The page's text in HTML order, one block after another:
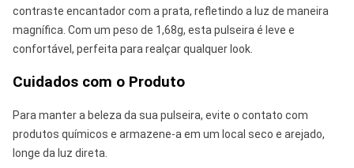
contraste encantador com a prata, refletindo a luz de maneira
magnífica. Com um peso de 1,68g, esta pulseira é leve e
confortável, perfeita para realçar qualquer look.
Cuidados com o Produto
Para manter a beleza da sua pulseira, evite o contato com
produtos químicos e armazene-a em um local seco e arejado,
longe da luz direta.